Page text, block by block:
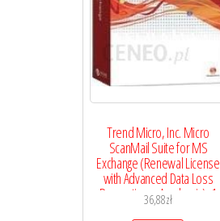
Trend Micro, Inc. Micro
ScanMail Suite for MS
Exchange (Renewal License
with Advanced Data Loss
Prevention – Academic), 1
year. (SZ00991730)
36,88zł